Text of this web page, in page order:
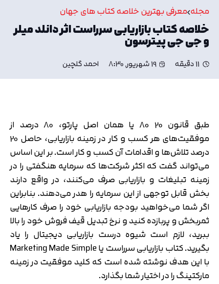
مجله معرفی بهترین خلاصه کتاب های جهان
خلاصه کتاب بازاریابی سرراست اثر دانلد میلر
و جی جی پیترسون
11 دقیقه 19 شهریور, 8:30 احمد گلچین
طبق قانون 20 80 یا همان اصل پارتو، 80 درصد از
موفقیت‌های هر کسب و کار در زمینه بازاریابی، حاصل 20
درصد تلاش‌ها و اقدامات آن کسب و کار است. بر این اساس
می‌تواند گفت که اکثر شرکت‌ها که سرمایه هنگفتی را در
زمینه تبلیغات و بازاریابی صرف می‌کنند، در واقع دارند
بخش قابل توجهی از این سرمایه را هدر می‌دهند. بنابراین
اگر شما می‌خواهید بودجه بازاریابی خود را صرف کارهایی
ثمربخش و پربازده کنید و نرخ تبدیل قیف فروش خود را بالا
ببرید، لازم است شیوه درست بازاریابی دیجیتال را یاد
بگیرید. کتاب بازاریابی سرراست یا Marketing Made Simple
با این هدف نوشته شده است که کلید موفقیت در زمینه
مارکتینگ را در اختیار شما بگذارد.